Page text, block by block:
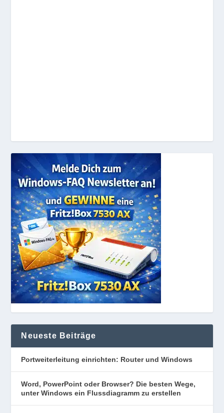
Neueste Beiträge
Portweiterleitung einrichten: Router und Windows
Word, PowerPoint oder Browser? Die besten Wege,
unter Windows ein Flussdiagramm zu erstellen